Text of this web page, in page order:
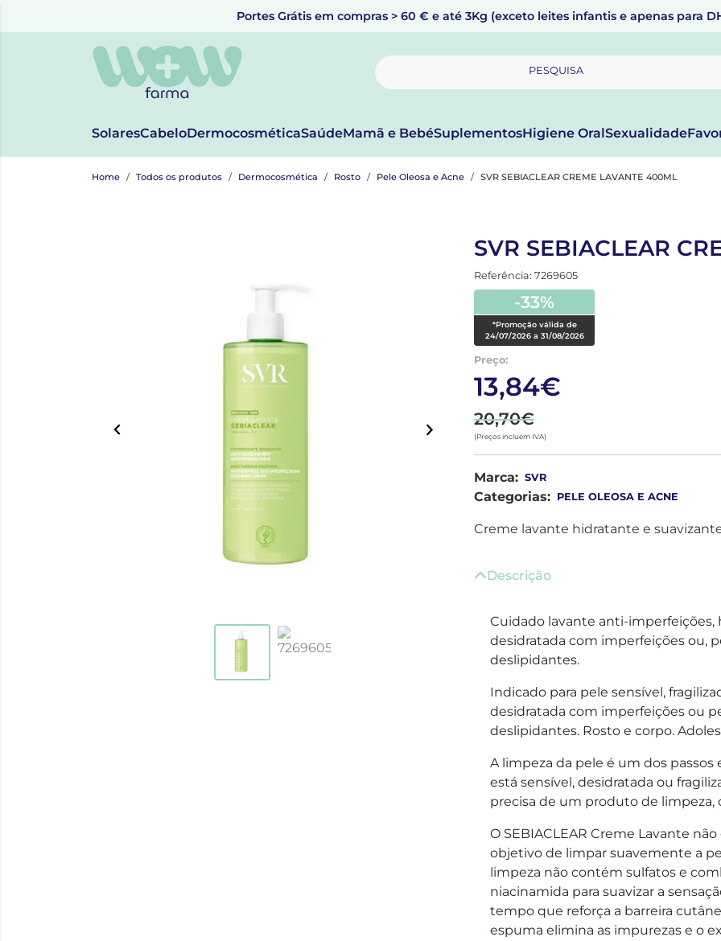
Portes Grátis em compras > 60 € e até 3Kg (exceto leites infantis e apenas para
PESQUISA
SolaresCabeloDermocosméticaSaúdeMamã e BebéSuplementosHigiene OralSexualidade
Home Todos os produtos Dermocosmética Rosto Pele Oleosa e Acne SVR SEBIACLEAR CREME LAVANTE 400ML
SVR SEBIACLEAR
Referência: 7269605
-33%
*Promoção válida de
24/07/2026 a 31/08/2026
Preço:
13,84€
20,70€
(Preços incluem IVA)
Marca: SVR
Categorias: PELE OLEOSA E ACNE
Creme lavante hidratante e
Descrição
Cuidado lavante anti-imperfeições,
desidratada com imperfeições ou,
deslipidantes.
Indicado para pele sensível,
desidratada com imperfeições ou
deslipidantes. Rosto e corpo.
A limpeza da pele é um dos passos
está sensível, desidratada ou
precisa de um produto de limpeza,
O SEBIACLEAR Creme Lavante
objetivo de limpar suavemente a
limpeza não contém sulfatos e
niacinamida para suavizar a
tempo que reforça a barreira
espuma elimina as impurezas e o